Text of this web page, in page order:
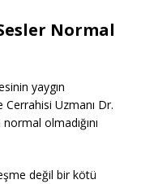
Normal
yaygın
Uzmanı Dr.
olmadığını
değil bir kötü